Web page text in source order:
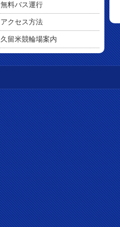
無料バス運行
アクセス方法
久留米競輪場案内